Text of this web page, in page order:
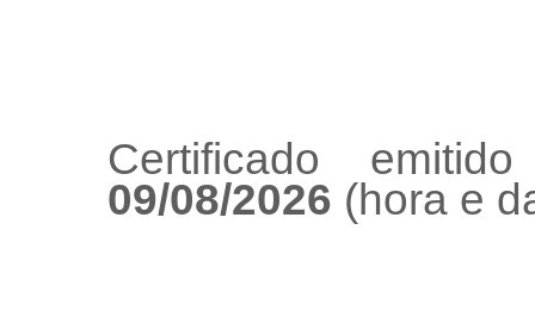
Certificado
09/08/2026 (hora e